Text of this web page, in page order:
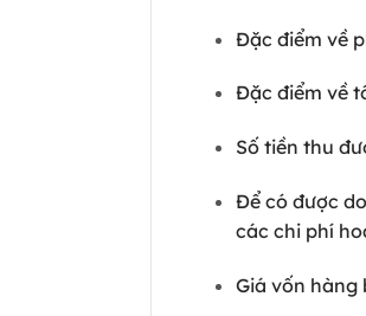
Đặc điểm về
Đặc điểm về
Số tiền thu
Để có được
các chi phí
Giá vốn hàng